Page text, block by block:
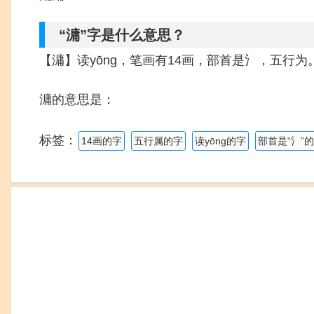
“滽”字是什么意思？
【滽】读yōng，笔画有14画，部首是氵，五行为
滽的意思是：
标签： 14画的字 五行属的字 读yōng的字 部首是“氵”